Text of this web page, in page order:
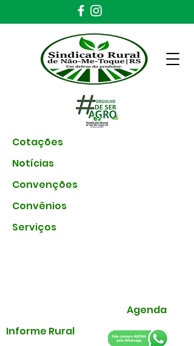
Cotações
Notícias
Convenções
Convênios
Serviços
Agenda
Informe Rural